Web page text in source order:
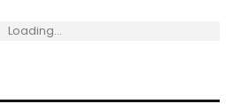
Loading...